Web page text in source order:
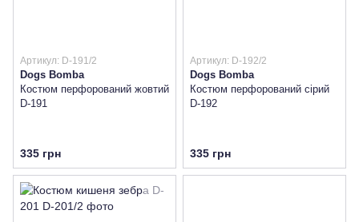
Артикул: D-191/2
Dogs Bomba
Костюм перфорований жовтий
D-191
335 грн
Артикул: D-192/2
Dogs Bomba
Костюм перфорований сірий
D-192
335 грн